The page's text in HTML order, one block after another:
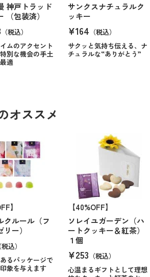
神戸トラッド
（包装済）
（税込）
ムのアクセント
別な機会の手土
適
サンクスナチュラルク
ッキー
¥164 （税込）
サクッと気持ち伝える、ナ
チュラルな“ありがとう”
オススメ
】
クルール（フ
ー）
（税込）
るパッケージで
象を与えます
【40%OFF】
ソレイユガーデン（ハ
ートクッキー＆紅茶）
１個
¥253 （税込）
心温まるギフトとして理想